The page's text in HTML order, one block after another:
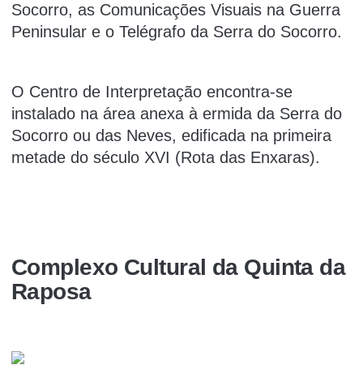
Socorro, as Comunicações Visuais na Guerra
Peninsular e o Telégrafo da Serra do Socorro.
O Centro de Interpretação encontra-se
instalado na área anexa à ermida da Serra do
Socorro ou das Neves, edificada na primeira
metade do século XVI (Rota das Enxaras).
Complexo Cultural da Quinta da
Raposa